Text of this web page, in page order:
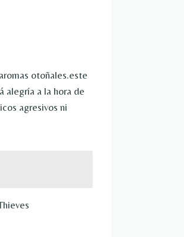
otoñales.este
alegría a la hora de
agresivos ni